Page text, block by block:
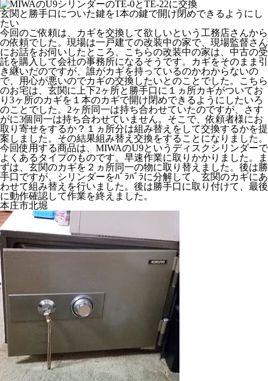
玄関と勝手口についた鍵を1本の鍵で開け閉めできるようにし
たい
今回のご依頼は、カギを交換して欲しいという工務店さんから
の依頼でした。現場は一戸建ての改装中の家で、現場監督さん
にお話をお伺いしたところ、こちらの改装中の家は、中古の受
託を購入して会社の事務所になるそうです。カギをそのまま引
き継いだのですが、誰がカギを持っているのかわからないの
で、用心が悪いのでカギの交換したいとのことでした。こちら
のお宅は、玄関に上下2ヶ所と勝手口に１ヵ所カギがついてお
り3ヶ所のカギを１本のカギで開け閉めできるようにしたいろ
のことでした。2ヶ所同一は持ち合わせていたのですが、さす
がに3個同一は持ち合わせていません。そこで、依頼者様にお
取り寄せをするか？１ヵ所分は組み替えをして交換するかを提
案しました。その結果組み替え交換をすることになりました。
今回使用する商品は、MIWAのU9というディスクシリンダーで
よくあるタイプのものです。早速作業に取りかかりました。ま
ずは、玄関のカギを２ヵ所同一の物に取り替えました。後は勝
手口ですが、シリンダーをﾊﾞﾗﾊﾞﾗに分解して、玄関のカギにあ
わせて組み替えを行いました。後は勝手口に取り付けて、最後
に動作確認して作業を終えました。
本庄市北堀